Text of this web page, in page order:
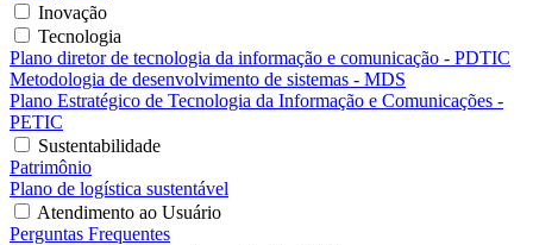
Inovação
Tecnologia
Plano diretor de tecnologia da informação e comunicação - PDTIC
Metodologia de desenvolvimento de sistemas - MDS
Plano Estratégico de Tecnologia da Informação e Comunicações -
PETIC
Sustentabilidade
Patrimônio
Plano de logística sustentável
Atendimento ao Usuário
Perguntas Frequentes